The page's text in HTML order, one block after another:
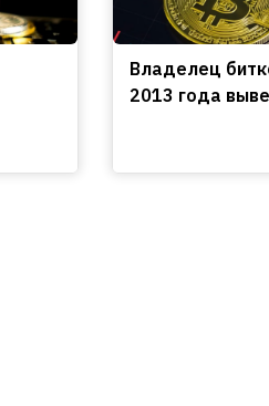
Владелец
2013 года